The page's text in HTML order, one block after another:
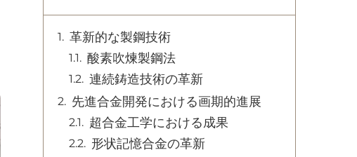
革新的な製鋼技術
酸素吹煉製鋼法
連続鋳造技術の革新
先進合金開発における画期的進展
超合金工学における成果
形状記憶合金の革新